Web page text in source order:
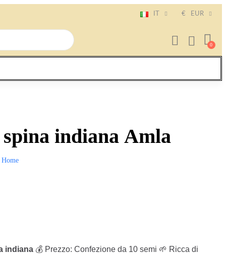
€ EUR
indiana Amla
Home
indiana 💰 Prezzo: Confezione da 10 semi 🌱 Ricca di